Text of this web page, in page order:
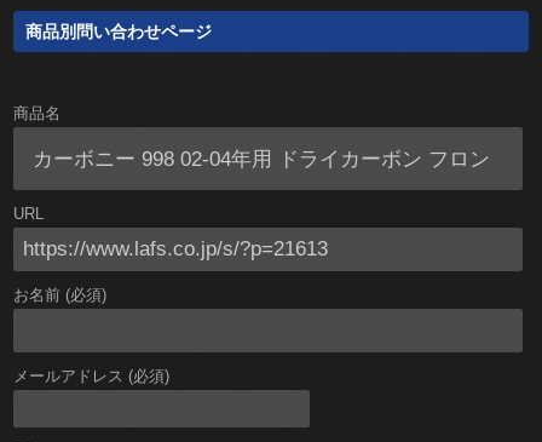
商品別問い合わせページ
商品名
URL
お名前 (必須)
メールアドレス (必須)